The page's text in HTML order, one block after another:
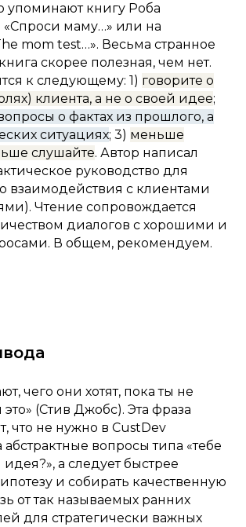
упоминают книгу Роба
маму…» или на
mom test…». Весьма странное
скорее полезная, чем нет.
к следующему: 1) говорите о
клиента, а не о своей идее;
о фактах из прошлого, а
ситуациях; 3) меньше
слушайте. Автор написал
руководство для
взаимодействия с клиентами
Чтение сопровождается
диалогов с хорошими и
В общем, рекомендуем.
чего они хотят, пока ты не
(Стив Джобс). Эта фраза
что не нужно в CustDev
абстрактные вопросы типа «тебе
а следует быстрее
и собирать качественную
от так называемых ранних
для стратегически важных